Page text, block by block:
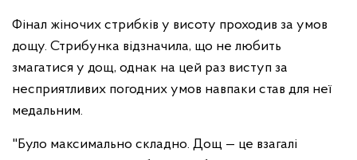
Фінал жіночих стрибків у висоту проходив за умов
дощу. Стрибунка відзначила, що не любить
змагатися у дощ, однак на цей раз виступ за
несприятливих погодних умов навпаки став для неї
медальним.
"Було максимально складно. Дощ — це взагалі